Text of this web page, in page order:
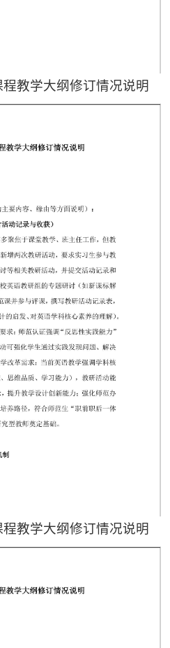
第 2 页
第 1 页
教学大纲修订情况说明
第 1 页
教学大纲修订情况说明